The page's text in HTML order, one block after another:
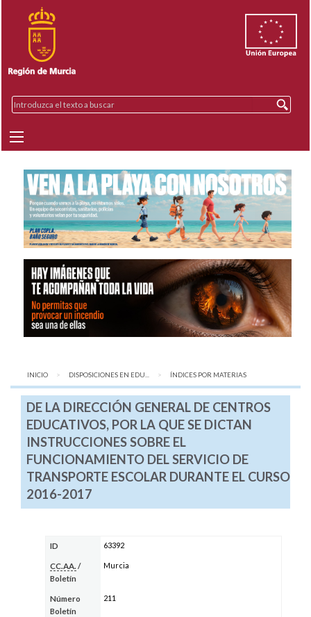
INICIO DISPOSICIONES EN EDU... AQUÍ:
ÍNDICES POR MATERIAS
DE LA DIRECCIÓN GENERAL DE CENTROS
EDUCATIVOS, POR LA QUE SE DICTAN
INSTRUCCIONES SOBRE EL
FUNCIONAMIENTO DEL SERVICIO DE
TRANSPORTE ESCOLAR DURANTE EL CURSO
2016-2017
ID 63392
CC.AA. /
Boletín
Murcia
Número
Boletín
211